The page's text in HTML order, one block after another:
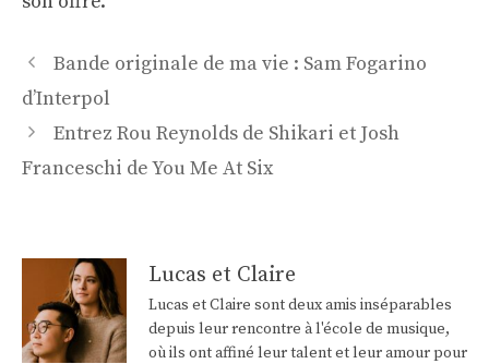
Navigation
des
Bande originale de ma vie : Sam Fogarino
d’Interpol
Entrez Rou Reynolds de Shikari et Josh
Franceschi de You Me At Six
Lucas et Claire
Lucas et Claire sont deux amis inséparables
depuis leur rencontre à l'école de musique,
où ils ont affiné leur talent et leur amour pour